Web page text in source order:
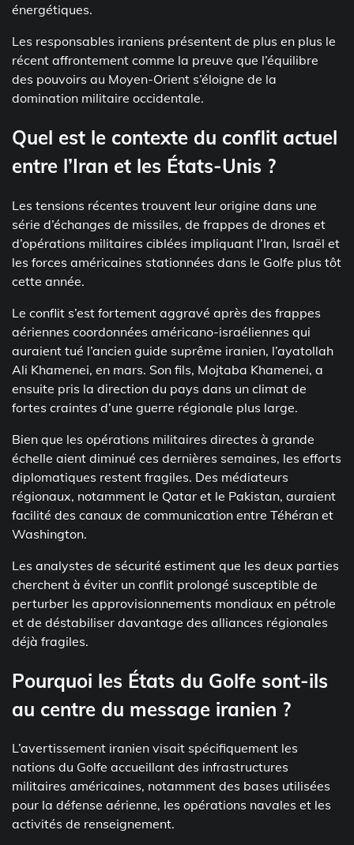
énergétiques.
Les responsables iraniens présentent de plus en plus le
récent affrontement comme la preuve que l’équilibre
des pouvoirs au Moyen-Orient s’éloigne de la
domination militaire occidentale.
Quel est le contexte du conflit actuel
entre l’Iran et les États-Unis ?
Les tensions récentes trouvent leur origine dans une
série d’échanges de missiles, de frappes de drones et
d’opérations militaires ciblées impliquant l’Iran, Israël et
les forces américaines stationnées dans le Golfe plus tôt
cette année.
Le conflit s’est fortement aggravé après des frappes
aériennes coordonnées américano-israéliennes qui
auraient tué l’ancien guide suprême iranien, l’ayatollah
Ali Khamenei, en mars. Son fils, Mojtaba Khamenei, a
ensuite pris la direction du pays dans un climat de
fortes craintes d’une guerre régionale plus large.
Bien que les opérations militaires directes à grande
échelle aient diminué ces dernières semaines, les efforts
diplomatiques restent fragiles. Des médiateurs
régionaux, notamment le Qatar et le Pakistan, auraient
facilité des canaux de communication entre Téhéran et
Washington.
Les analystes de sécurité estiment que les deux parties
cherchent à éviter un conflit prolongé susceptible de
perturber les approvisionnements mondiaux en pétrole
et de déstabiliser davantage des alliances régionales
déjà fragiles.
Pourquoi les États du Golfe sont-ils
au centre du message iranien ?
L’avertissement iranien visait spécifiquement les
nations du Golfe accueillant des infrastructures
militaires américaines, notamment des bases utilisées
pour la défense aérienne, les opérations navales et les
activités de renseignement.